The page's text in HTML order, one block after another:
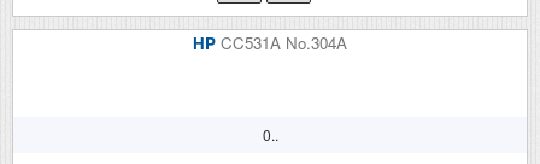
HP CC531A No.304A
0..